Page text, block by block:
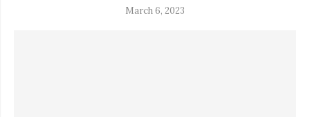
March 6, 2023